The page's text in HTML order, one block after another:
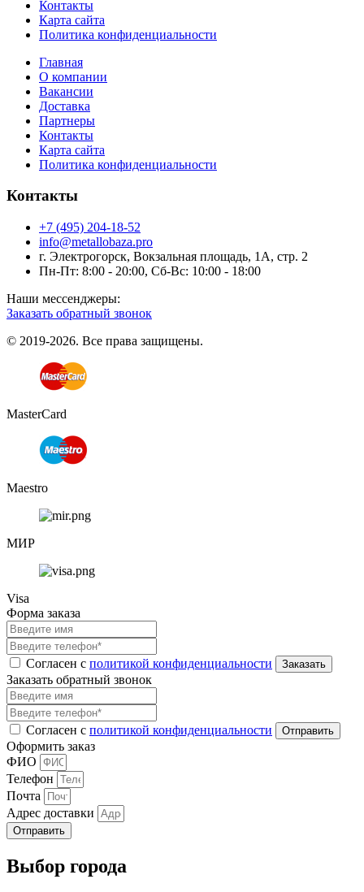
Контакты
Карта сайта
Политика конфиденциальности
Главная
О компании
Вакансии
Доставка
Партнеры
Контакты
Карта сайта
Политика конфиденциальности
Контакты
+7 (495) 204-18-52
info@metallobaza.pro
г. Электрогорск, Вокзальная площадь, 1А, стр. 2
Пн-Пт: 8:00 - 20:00, Сб-Вс: 10:00 - 18:00
Наши мессенджеры:
Заказать обратный звонок
© 2019-2026. Все права защищены.
MasterCard
Maestro
МИР
Visa
Форма заказа
Согласен с политикой конфиденциальности
Заказать обратный звонок
Согласен с политикой конфиденциальности
Оформить заказ
ФИО
Телефон
Почта
Адрес доставки
Отправить
Выбор города